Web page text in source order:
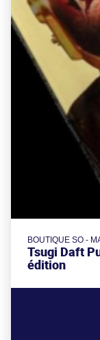
BOUTIQUE SO -
Tsugi Daft
édition